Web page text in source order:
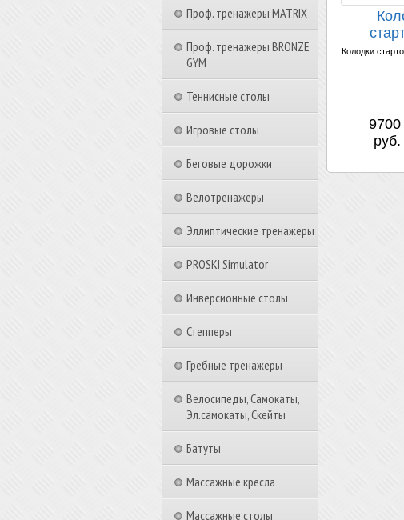
Проф. тренажеры MATRIX
Проф. тренажеры BRONZE
GYM
Теннисные столы
Игровые столы
Беговые дорожки
Велотренажеры
Эллиптические тренажеры
PROSKI Simulator
Инверсионные столы
Степперы
Гребные тренажеры
Велосипеды, Самокаты,
Эл.самокаты, Скейты
Батуты
Массажные кресла
Массажные столы
Колодки
9700
руб.